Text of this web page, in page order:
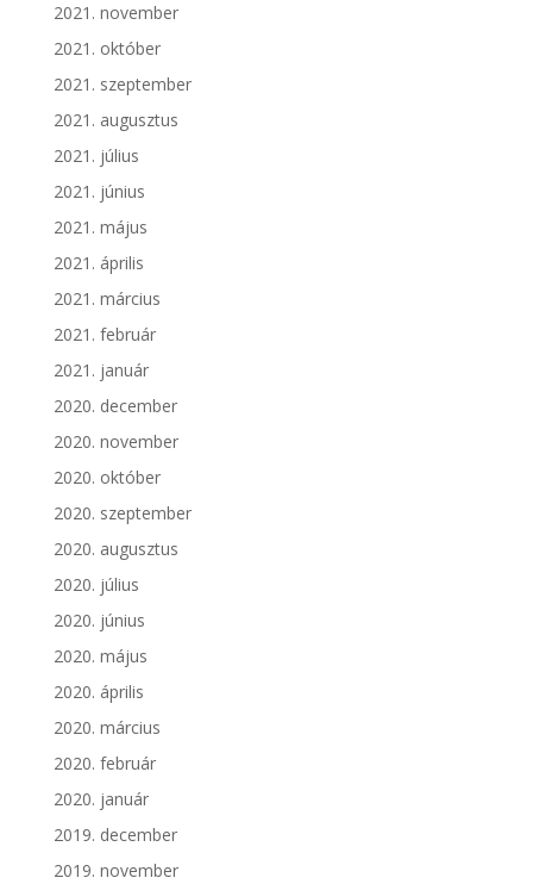
2021. november
2021. október
2021. szeptember
2021. augusztus
2021. július
2021. június
2021. május
2021. április
2021. március
2021. február
2021. január
2020. december
2020. november
2020. október
2020. szeptember
2020. augusztus
2020. július
2020. június
2020. május
2020. április
2020. március
2020. február
2020. január
2019. december
2019. november